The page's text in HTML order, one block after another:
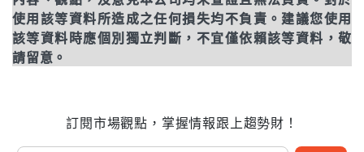
使用該等資料所造成之任何損失均不負責。建議您使用
該等資料時應個別獨立判斷，不宜僅依賴該等資料，敬
請留意。
訂閱市場觀點，掌握情報跟上趨勢財！